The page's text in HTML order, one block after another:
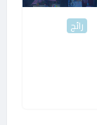
رائج